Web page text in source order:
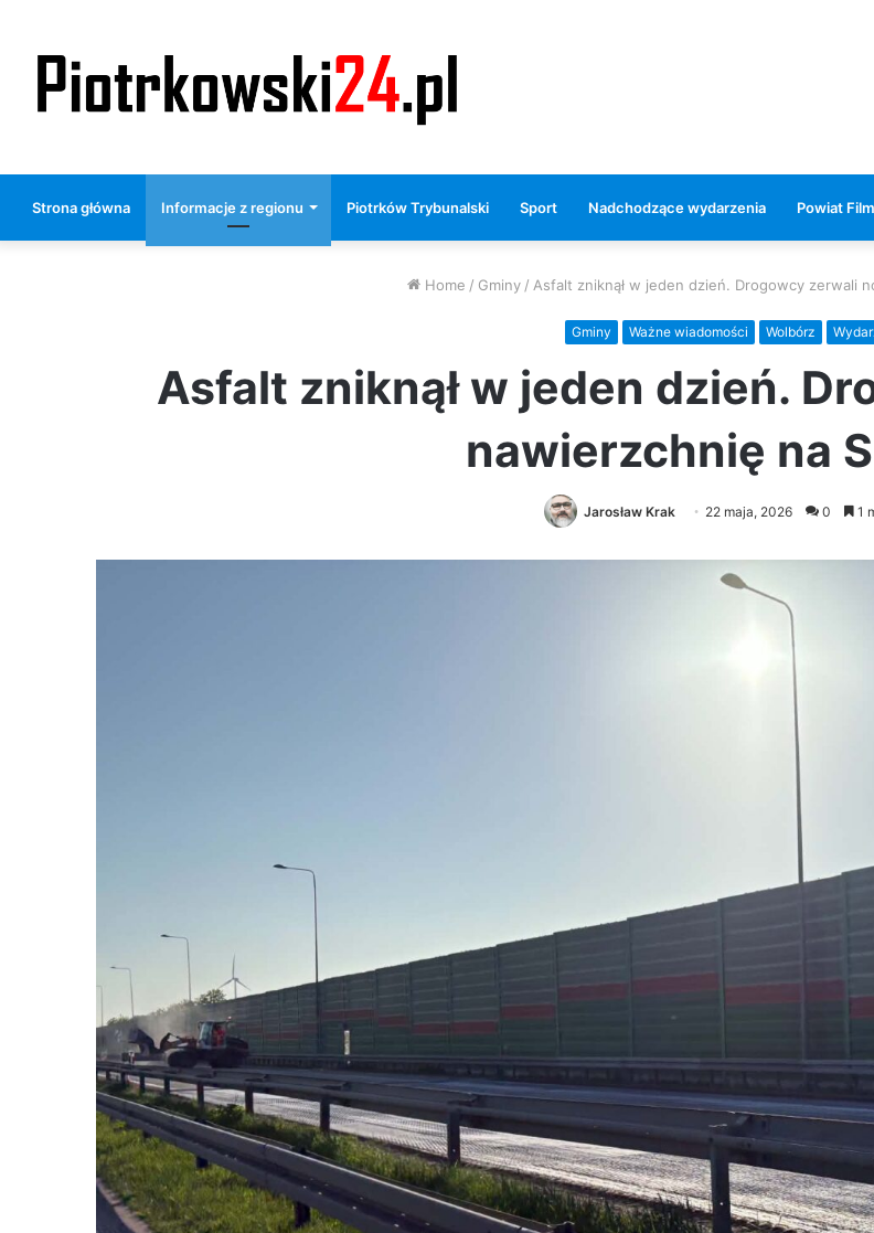
Strona główna Informacje z regionu Piotrków Trybunalski Sport Nadchodzące wydarzenia Powiat
Home / Gminy / Asfalt zniknął w jeden dzień. Drogowcy zerwali
Gminy Ważne wiadomości Wolbórz
Asfalt zniknął w jeden dzień.
nawierzchnię na
Jarosław Krak 22 maja, 2026 0 1